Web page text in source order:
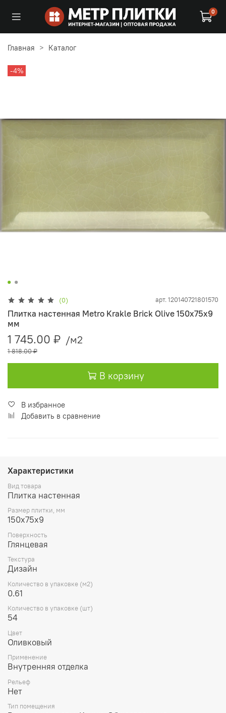
0
Главная Каталог
-4%
(0) арт. 120140721801570
Плитка настенная Metro Krakle Brick Olive 150x75х9
мм
1 745.00 ₽ /м2
1 818.00 ₽
В корзину
В избранное
Добавить в сравнение
Характеристики
Вид товара
Плитка настенная
Размер плитки, мм
150х75х9
Поверхность
Глянцевая
Текстура
Дизайн
Количество в упаковке (м2)
0.61
Количество в упаковке (шт)
54
Цвет
Оливковый
Применение
Внутренняя отделка
Рельеф
Нет
Тип помещения